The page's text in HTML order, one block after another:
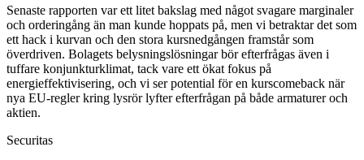
Senaste rapporten var ett litet bakslag med något svagare marginaler
och orderingång än man kunde hoppats på, men vi betraktar det som
ett hack i kurvan och den stora kursnedgången framstår som
överdriven. Bolagets belysningslösningar bör efterfrågas även i
tuffare konjunkturklimat, tack vare ett ökat fokus på
energieffektivisering, och vi ser potential för en kurscomeback när
nya EU-regler kring lysrör lyfter efterfrågan på både armaturer och
aktien.
Securitas